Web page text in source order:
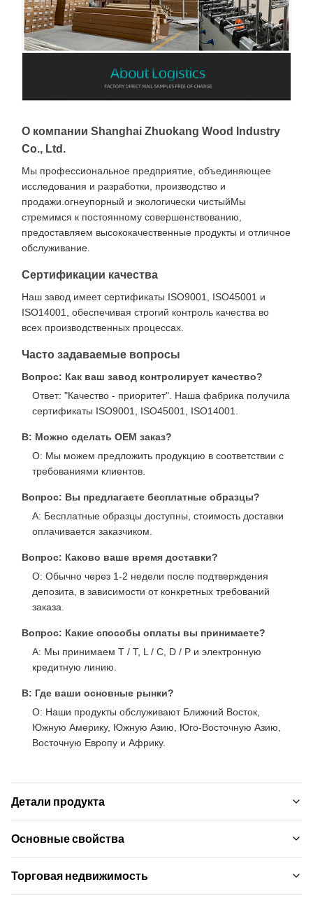
О компании Shanghai Zhuokang Wood Industry
Co., Ltd.
Мы профессиональное предприятие, объединяющее
исследования и разработки, производство и
продажи.огнеупорный и экологически чистыйМы
стремимся к постоянному совершенствованию,
предоставляем высококачественные продукты и отличное
обслуживание.
Сертификации качества
Наш завод имеет сертификаты ISO9001, ISO45001 и
ISO14001, обеспечивая строгий контроль качества во
всех производственных процессах.
Часто задаваемые вопросы
Вопрос: Как ваш завод контролирует качество?
Ответ: "Качество - приоритет". Наша фабрика получила
сертификаты ISO9001, ISO45001, ISO14001.
В: Можно сделать OEM заказ?
О: Мы можем предложить продукцию в соответствии с
требованиями клиентов.
Вопрос: Вы предлагаете бесплатные образцы?
A: Бесплатные образцы доступны, стоимость доставки
оплачивается заказчиком.
Вопрос: Каково ваше время доставки?
О: Обычно через 1-2 недели после подтверждения
депозита, в зависимости от конкретных требований
заказа.
Вопрос: Какие способы оплаты вы принимаете?
A: Мы принимаем T / T, L / C, D / P и электронную
кредитную линию.
В: Где ваши основные рынки?
О: Наши продукты обслуживают Ближний Восток,
Южную Америку, Южную Азию, Юго-Восточную Азию,
Восточную Европу и Африку.
Детали продукта
Material:
Eco-Friendly:
Да
Основные свойства
Наименование марки:
Торговая недвижимость